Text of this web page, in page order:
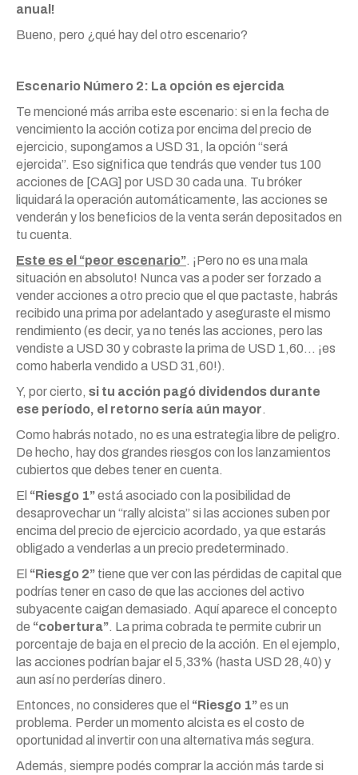
anual!
Bueno, pero ¿qué hay del otro escenario?
Escenario Número 2: La opción es ejercida
Te mencioné más arriba este escenario: si en la fecha de
vencimiento la acción cotiza por encima del precio de
ejercicio, supongamos a USD 31, la opción “será
ejercida”. Eso significa que tendrás que vender tus 100
acciones de [CAG] por USD 30 cada una. Tu bróker
liquidará la operación automáticamente, las acciones se
venderán y los beneficios de la venta serán depositados en
tu cuenta.
Este es el “peor escenario”. ¡Pero no es una mala
situación en absoluto! Nunca vas a poder ser forzado a
vender acciones a otro precio que el que pactaste, habrás
recibido una prima por adelantado y aseguraste el mismo
rendimiento (es decir, ya no tenés las acciones, pero las
vendiste a USD 30 y cobraste la prima de USD 1,60… ¡es
como haberla vendido a USD 31,60!).
Y, por cierto, si tu acción pagó dividendos durante
ese período, el retorno sería aún mayor.
Como habrás notado, no es una estrategia libre de peligro.
De hecho, hay dos grandes riesgos con los lanzamientos
cubiertos que debes tener en cuenta.
El “Riesgo 1”está asociado con la posibilidad de
desaprovechar un “rally alcista” si las acciones suben por
encima del precio de ejercicio acordado, ya que estarás
obligado a venderlas a un precio predeterminado.
El “Riesgo 2” tiene que ver con las pérdidas de capital que
podrías tener en caso de que las acciones del activo
subyacente caigan demasiado. Aquí aparece el concepto
de “cobertura”. La prima cobrada te permite cubrir un
porcentaje de baja en el precio de la acción. En el ejemplo,
las acciones podrían bajar el 5,33% (hasta USD 28,40) y
aun así no perderías dinero.
Entonces, no consideres que el “Riesgo 1”es un
problema. Perder un momento alcista es el costo de
oportunidad al invertir con una alternativa más segura.
Además, siempre podés comprar la acción más tarde si